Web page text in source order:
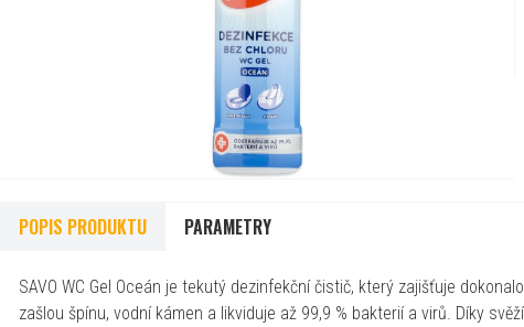
POPIS PRODUKTU PARAMETRY
SAVO WC Gel Oceán je tekutý dezinfekční čistič, který zajišťuje
zašlou špínu, vodní kámen a likviduje až 99,9 % bakterií a virů. Díky